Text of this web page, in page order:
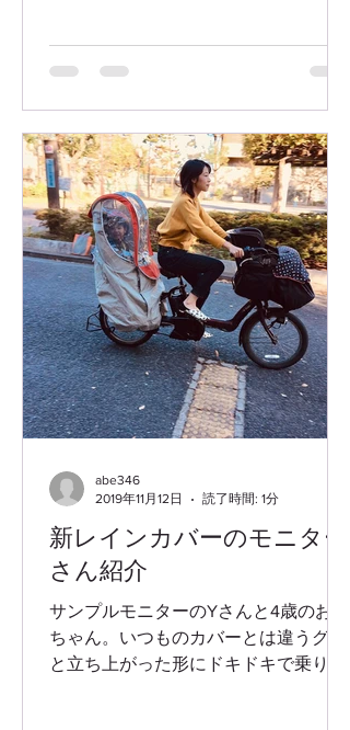
新レインカバーのモニター
さん紹介
サンプルモニターのYさんと4歳のお兄
ちゃん。いつものカバーとは違うグッ
と立ち上がった形にドキドキで乗り込
abe346
2019年11月12日
読了時間: 1分